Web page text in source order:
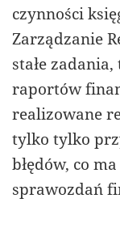
czynności
Zarządzanie
stałe
raportów
realizowane
tylko tylko
błędów, co
sprawozdań